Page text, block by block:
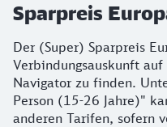
Sparpreis
Der (Super) Sparpreis
Verbindungsauskunft
Navigator zu finden.
Person (15-26 Jahre)"
anderen Tarifen, sofern